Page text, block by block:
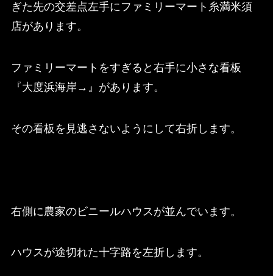
ぎた先の交差点左手にファミリーマート糸満米須
店があります。
ファミリーマートをすぎると右手に小さな看板
『大度浜海岸→』があります。
その看板を見逃さないようにして右折します。
右側に農家のビニールハウスが並んでいます。
ハウスが途切れた十字路を左折します。